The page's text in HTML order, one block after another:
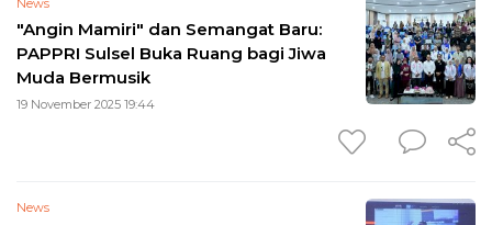
News
"Angin Mamiri" dan Semangat Baru:
PAPPRI Sulsel Buka Ruang bagi Jiwa
Muda Bermusik
19 November 2025 19:44
News